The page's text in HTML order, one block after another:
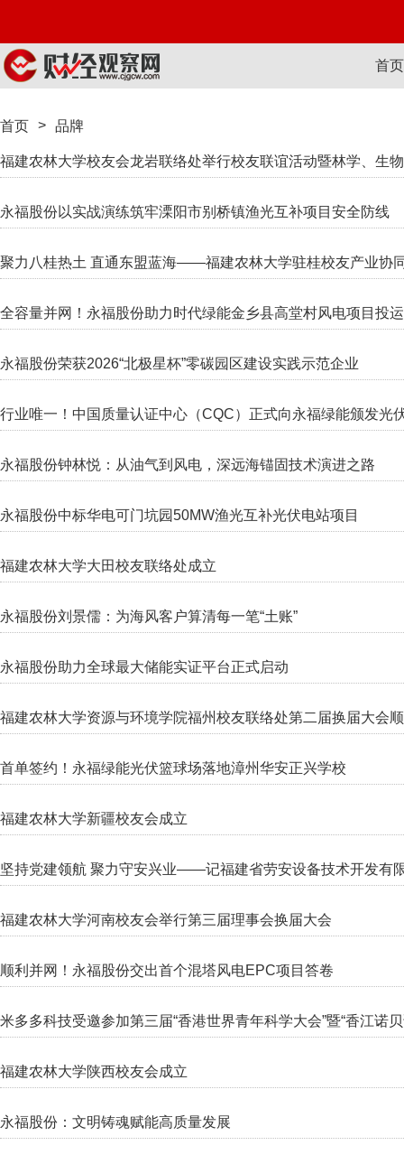
首页
首页 > 品牌
福建农林大学校友会龙岩联络处举行校友联谊活动暨林学、生
永福股份以实战演练筑牢溧阳市别桥镇渔光互补项目安全防线
聚力八桂热土 直通东盟蓝海——福建农林大学驻桂校友产业协
全容量并网！永福股份助力时代绿能金乡县高堂村风电项目投运
永福股份荣获2026“北极星杯”零碳园区建设实践示范企业
行业唯一！中国质量认证中心（CQC）正式向永福绿能颁发光
永福股份钟林悦：从油气到风电，深远海锚固技术演进之路
永福股份中标华电可门坑园50MW渔光互补光伏电站项目
福建农林大学大田校友联络处成立
永福股份刘景儒：为海风客户算清每一笔“土账”
永福股份助力全球最大储能实证平台正式启动
福建农林大学资源与环境学院福州校友联络处第二届换届大会
首单签约！永福绿能光伏篮球场落地漳州华安正兴学校
福建农林大学新疆校友会成立
坚持党建领航 聚力守安兴业——记福建省劳安设备技术开发有
福建农林大学河南校友会举行第三届理事会换届大会
顺利并网！永福股份交出首个混塔风电EPC项目答卷
米多多科技受邀参加第三届“香港世界青年科学大会”暨“香江诺贝
福建农林大学陕西校友会成立
永福股份：文明铸魂赋能高质量发展